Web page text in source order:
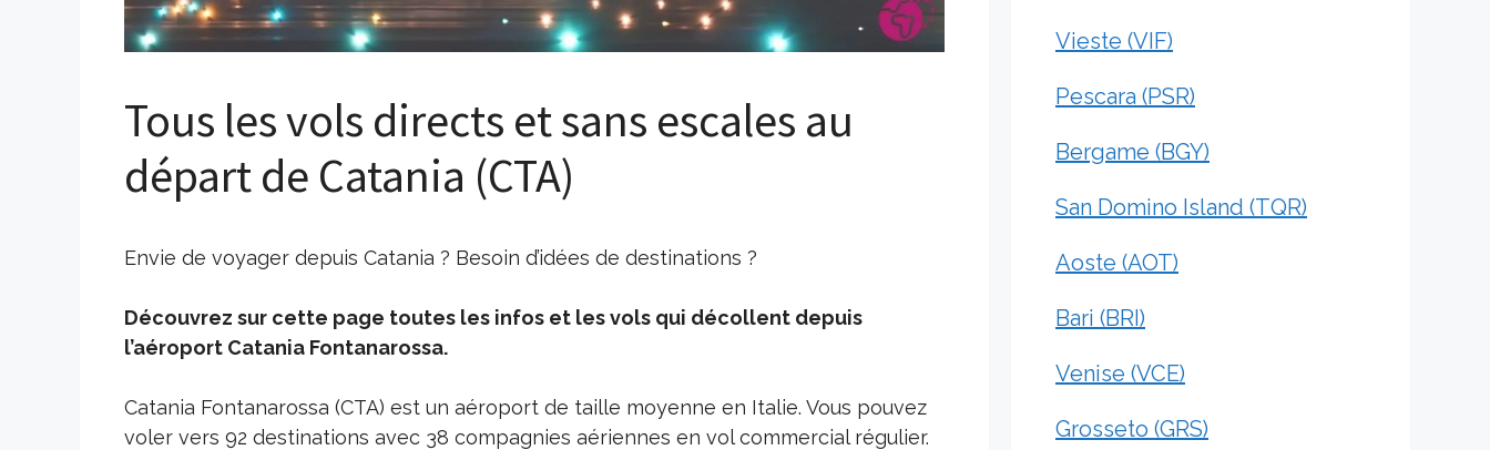
Tous les vols directs et sans escales au
départ de Catania (CTA)
Envie de voyager depuis Catania ? Besoin d’idées de destinations ?
Découvrez sur cette page toutes les infos et les vols qui décollent depuis
l’aéroport Catania Fontanarossa.
Catania Fontanarossa (CTA) est un aéroport de taille moyenne en Italie. Vous pouvez
voler vers 92 destinations avec 38 compagnies aériennes en vol commercial régulier.
Vieste (VIF)
Pescara (PSR)
Bergame (BGY)
San Domino Island (TQR)
Aoste (AOT)
Bari (BRI)
Venise (VCE)
Grosseto (GRS)